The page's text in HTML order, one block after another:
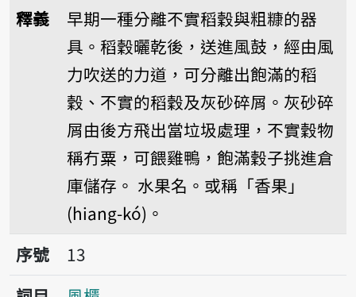
釋義
早期一種分離不實稻穀與粗糠的器
具。稻穀曬乾後，送進風鼓，經由風
力吹送的力道，可分離出飽滿的稻
穀、不實的稻穀及灰砂碎屑。灰砂碎
屑由後方飛出當垃圾處理，不實穀物
稱冇粟，可餵雞鴨，飽滿穀子挑進倉
庫儲存。 水果名。或稱「香果」
(hiang-kó)。
序號13風櫃
序號
13